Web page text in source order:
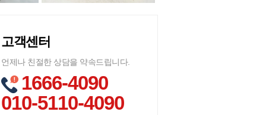
고객센터
언제나 친절한 상담을 약속드립니다.
1666-4090
010-5110-4090